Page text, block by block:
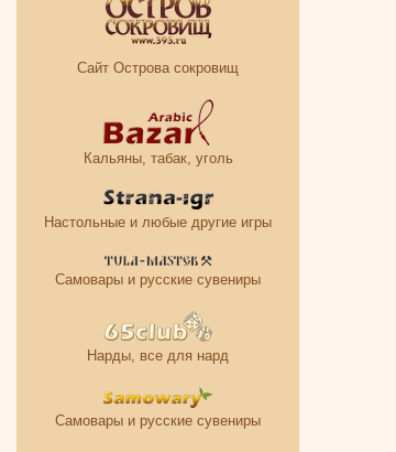
Сайт Острова сокровищ
Кальяны, табак, уголь
Настольные и любые другие игры
Самовары и русские сувениры
Нарды, все для нард
Самовары и русские сувениры